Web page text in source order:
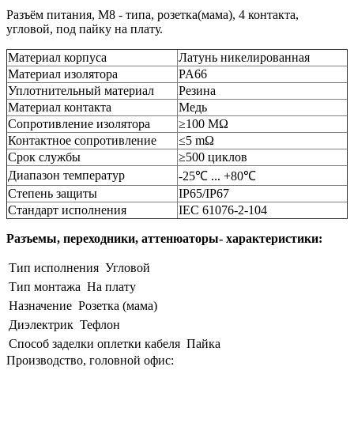
Разъём питания, M8 - типа, розетка(мама), 4 контакта,
угловой, под пайку на плату.
Материал корпуса
Латунь никелированная
Материал изолятора
PA66
Уплотнительный материал
Резина
Материал контакта
Медь
Сопротивление изолятора
≥100 MΩ
Контактное сопротивление
≤5 mΩ
Срок службы
≥500 циклов
Диапазон температур
-25℃ ... +80℃
Степень защиты
IP65/IP67
Стандарт исполнения
IEC 61076-2-104
Разъемы, переходники, аттенюаторы- характеристики:
Тип исполнения Угловой
Тип монтажа На плату
Назначение Розетка (мама)
Диэлектрик Тефлон
Способ заделки оплетки кабеля Пайка
Производство, головной офис: